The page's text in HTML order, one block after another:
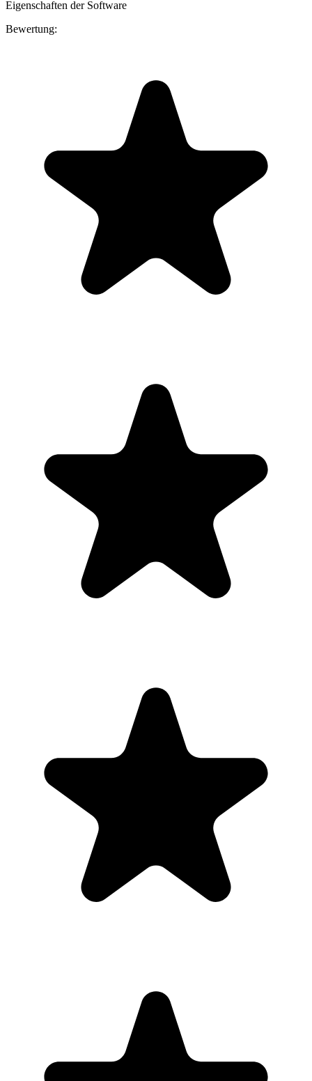
Eigenschaften der Software
Bewertung: